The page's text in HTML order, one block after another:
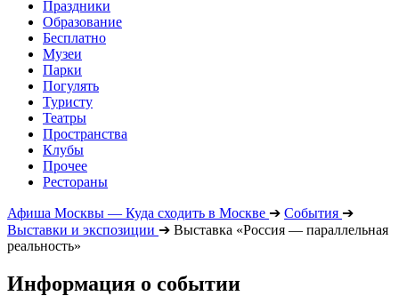
Праздники
Образование
Бесплатно
Музеи
Парки
Погулять
Туристу
Театры
Пространства
Клубы
Прочее
Рестораны
Афиша Москвы — Куда сходить в Москве ➔ События ➔
Выставки и экспозиции ➔ Выставка «Россия — параллельная
реальность»
Информация о событии